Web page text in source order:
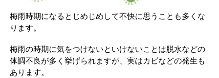
梅雨時期になるとじめじめして不快に思うことも多くな
ります。
梅雨の時期に気をつけないといけないことは脱水などの
体調不良が多く挙げられますが、実はカビなどの発生も
あります。